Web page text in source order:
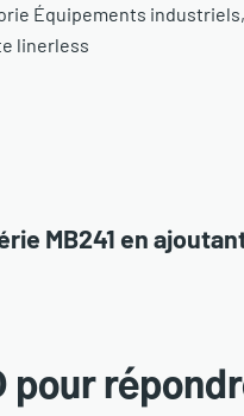
Équipements
linerless
MB241 en
pour